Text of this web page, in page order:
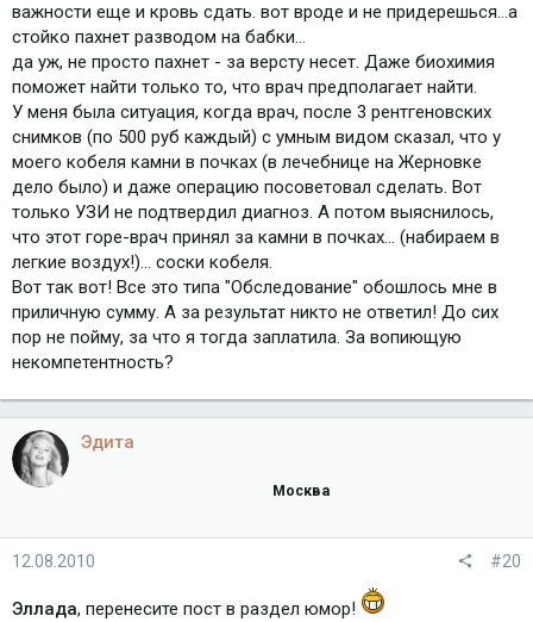
важности еще и кровь сдать. вот вроде и не придерешься...а
стойко пахнет разводом на бабки...
да уж, не просто пахнет - за версту несет. Даже биохимия
поможет найти только то, что врач предполагает найти.
У меня была ситуация, когда врач, после 3 рентгеновских
снимков (по 500 руб каждый) с умным видом сказал, что у
моего кобеля камни в почках (в лечебнице на Жерновке
дело было) и даже операцию посоветовал сделать. Вот
только УЗИ не подтвердил диагноз. А потом выяснилось,
что этот горе-врач принял за камни в почках... (набираем в
легкие воздух!)... соски кобеля.
Вот так вот! Все это типа "Обследование" обошлось мне в
приличную сумму. А за результат никто не ответил! До сих
пор не пойму, за что я тогда заплатила. За вопиющую
некомпетентность?
Эдита
Москва
12.08.2010 #20
Эллада, перенесите пост в раздел юмор!